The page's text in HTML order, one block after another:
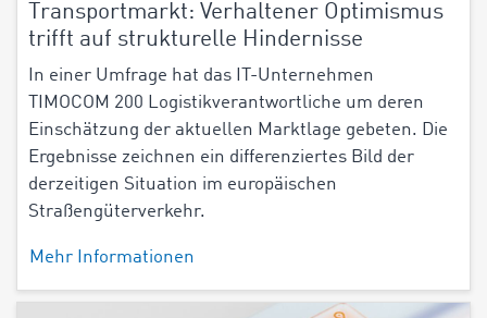
Transportmarkt: Verhaltener Optimismus
trifft auf strukturelle Hindernisse
In einer Umfrage hat das IT-Unternehmen
TIMOCOM 200 Logistikverantwortliche um deren
Einschätzung der aktuellen Marktlage gebeten. Die
Ergebnisse zeichnen ein differenziertes Bild der
derzeitigen Situation im europäischen
Straßengüterverkehr.
Mehr Informationen